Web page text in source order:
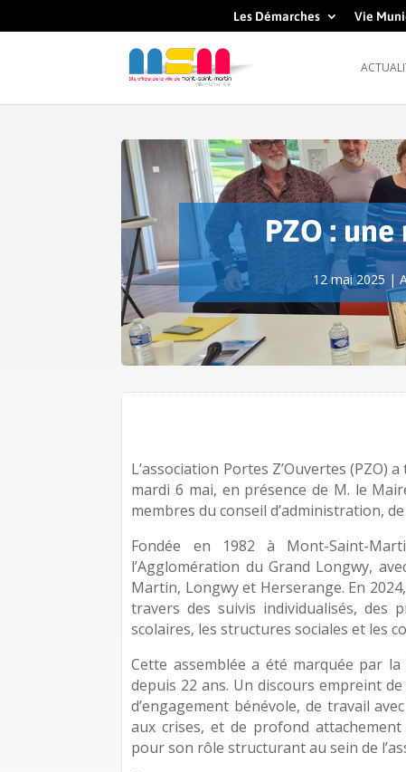
Les Démarches Vie
PZO :
12 mai 2025 |
L’association Portes Z’Ouvertes (PZO)
mardi 6 mai, en présence de M. le
membres du conseil d’administration,
Fondée en 1982 à Mont-Saint-
l’Agglomération du Grand Longwy,
Martin, Longwy et Herserange. En
travers des suivis individualisés, des
scolaires, les structures sociales et les
Cette assemblée a été marquée par
depuis 22 ans. Un discours empreint
d’engagement bénévole, de travail
aux crises, et de profond
pour son rôle structurant au sein de